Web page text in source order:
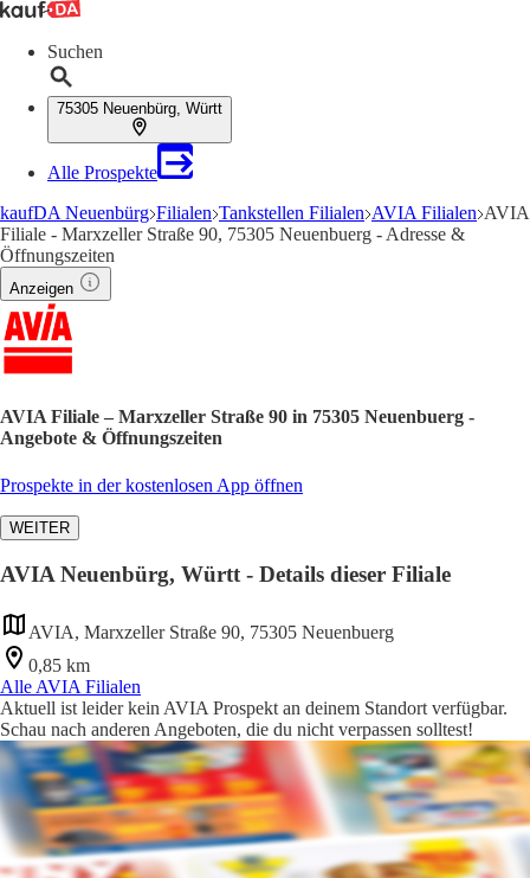
Suchen
75305 Neuenbürg, Württ
Alle Prospekte
kaufDA Neuenbürg Filialen Tankstellen Filialen AVIA Filialen AVIA
Filiale - Marxzeller Straße 90, 75305 Neuenbuerg - Adresse &
Öffnungszeiten
Anzeigen
AVIA Filiale – Marxzeller Straße 90 in 75305 Neuenbuerg -
Angebote & Öffnungszeiten
Prospekte in der kostenlosen App öffnen
WEITER
AVIA Neuenbürg, Württ - Details dieser Filiale
AVIA, Marxzeller Straße 90, 75305 Neuenbuerg
0,85 km
Alle AVIA Filialen
Aktuell ist leider kein AVIA Prospekt an deinem Standort verfügbar.
Schau nach anderen Angeboten, die du nicht verpassen solltest!